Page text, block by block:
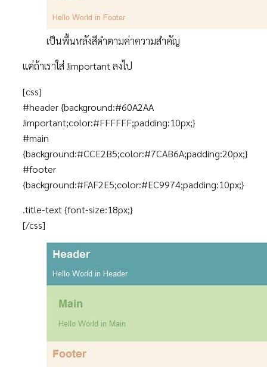
เป็นพื้นหลังสีดำตามค่าความสำคัญ
แต่ถ้าเราใส่ !important ลงไป
[css]
#header {background:#60A2AA
!important;color:#FFFFFF;padding:10px;}
#main
{background:#CCE2B5;color:#7CAB6A;padding:20px;}
#footer
{background:#FAF2E5;color:#EC9974;padding:10px;}
.title-text {font-size:18px;}
[/css]